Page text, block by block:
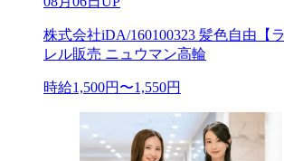
株式会社iDA/160100323 髪色自由【
レル販売 ニュウマン高輪
時給1,500円〜1,550円